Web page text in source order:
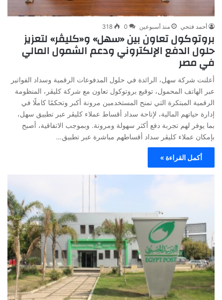
أحمد فتحي منذ أسبوعين 0
318
بروتوكول تعاون بين «سهل» و«كليڤر» لتعزيز
حلول الدفع الإلكتروني ودعم الشمول المالي
في مصر
أعلنت شركة سهل، الرائدة في حلول المدفوعات الرقمية وسداد الفواتير
عبر الهاتف المحمول، توقيع بروتوكول تعاون مع شركة كليڤر، المنظومة
الرقمية المبتكرة التي تمنح المستخدمين مرونة أكبر وتحكمًا كاملًا في
إدارة حياتهم المالية، لإتاحة سداد أقساط عملاء كليڤر عبر تطبيق سهل،
بما يوفر لهم تجربة دفع أكثر سهولة ومرونة. وبموجب الاتفاقية، أصبح
بإمكان عملاء كليڤر سداد أقساطهم مباشرة عبر تطبيق…
أكمل القراءة »